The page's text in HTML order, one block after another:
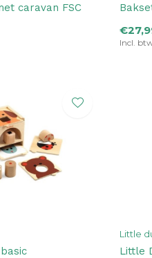
caravan FSC
Incl.
Little
Little